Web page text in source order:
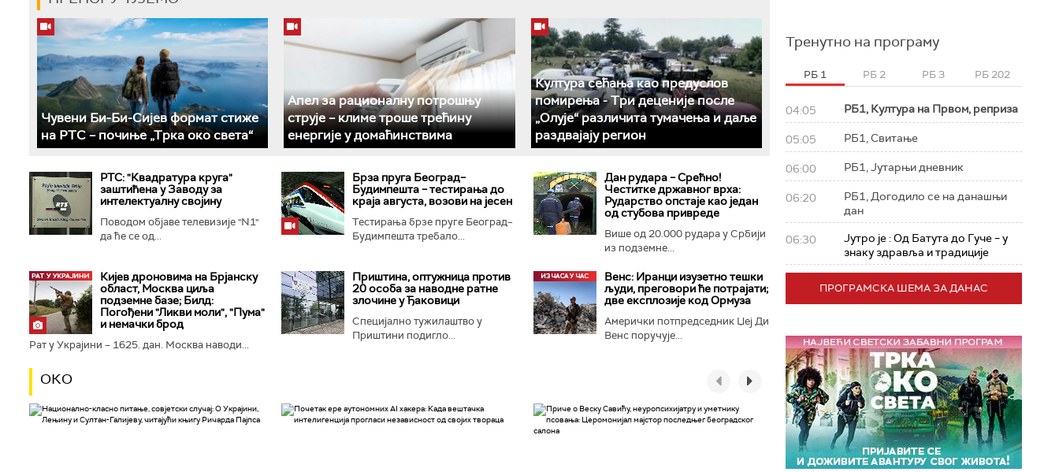
Чувени Би-Би-Сијев формат стиже
на РТС – почиње „Трка око света“
Апел за рационалну потрошњу
струје – климе троше трећину
енергије у домаћинствима
Култура сећања као предуслов
помирења ­- Три деценије после
„Олује“ различита тумачења и даље
раздвајају регион
РТС: "Квадратура круга"
заштићена у Заводу за
интелектуалну својину
Поводом објаве телевизије "N1"
да ће се од...
Брза пруга Београд–
Будимпешта – тестирања до
краја августа, возови на јесен
Тестирања брзе пруге Београд–
Будимпешта требало...
Дан рудара – Срећно!
Честитке државног врха:
Рударство опстаје као један
од стубова привреде
Више од 20.000 рудара у Србији
из подземне...
Кијев дроновима на Брјанску
област, Москва циља
подземне базе; Билд:
Погођени "Ликви моли", "Пума"
и немачки брод
Рат у Украјини – 1625. дан. Москва наводи...
Приштина, оптужница против
20 особа за наводне ратне
злочине у Ђаковици
Специјално тужилаштво у
Приштини подигло...
Венс: Иранци изузетно тешки
људи, преговори ће потрајати;
две експлозије код Ормуза
Амерички потпредседник Џеј Ди
Венс поручује...
ОКО
Тренутно на програму
РБ 1 РБ 2 РБ 3 РБ 202
04:05 РБ1, Култура на Првом, реприза
05:05 РБ1, Свитање
06:00 РБ1, Јутарњи дневник
06:20
РБ1, Догодило се на данашњи
дан
06:30
Јутро је : Од Батута до Гуче – у
знаку здравља и традиције
ПРОГРАМСКА ШЕМА ЗА ДАНАС